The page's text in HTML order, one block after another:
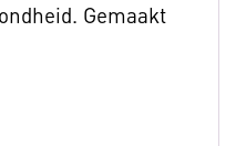
Gemaakt